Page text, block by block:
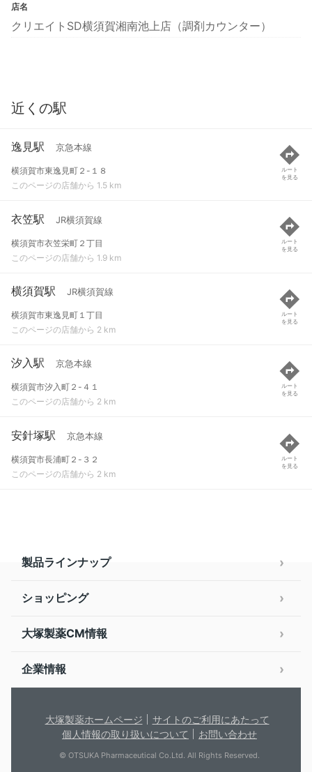
店名
クリエイトSD横須賀湘南池上店（調剤カウンター）
近くの駅
逸見駅 京急本線
横須賀市東逸見町２-１８
このページの店舗から 1.5 km
ルート
を見る
衣笠駅 JR横須賀線
横須賀市衣笠栄町２丁目
このページの店舗から 1.9 km
ルート
を見る
横須賀駅 JR横須賀線
横須賀市東逸見町１丁目
このページの店舗から 2 km
ルート
を見る
汐入駅 京急本線
横須賀市汐入町２-４１
このページの店舗から 2 km
ルート
を見る
安針塚駅 京急本線
横須賀市長浦町２-３２
このページの店舗から 2 km
ルート
を見る
製品ラインナップ
ショッピング
大塚製薬CM情報
企業情報
大塚製薬ホームページ
サイトのご利用にあたって
個人情報の取り扱いについて
お問い合わせ
© OTSUKA Pharmaceutical Co.Ltd. All Rights Reserved.